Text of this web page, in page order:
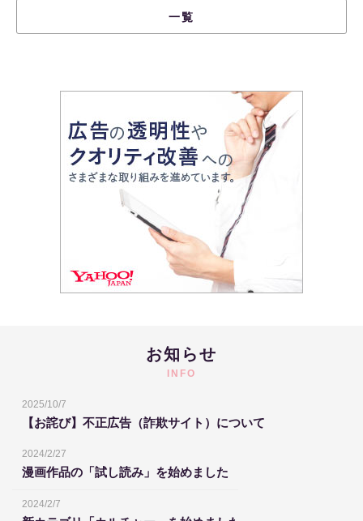
一覧
お知らせ
INFO
2025/10/7
【お詫び】不正広告（詐欺サイト）について
2024/2/27
漫画作品の「試し読み」を始めました
2024/2/7